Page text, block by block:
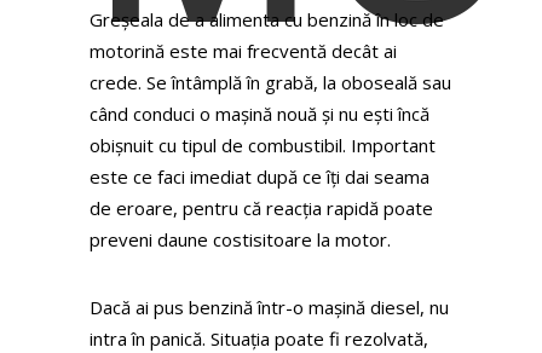
Greșeala de a alimenta cu benzină în loc de
motorină este mai frecventă decât ai
crede. Se întâmplă în grabă, la oboseală sau
când conduci o mașină nouă și nu ești încă
obișnuit cu tipul de combustibil. Important
este ce faci imediat după ce îți dai seama
de eroare, pentru că reacția rapidă poate
preveni daune costisitoare la motor.
Dacă ai pus benzină într-o mașină diesel, nu
intra în panică. Situația poate fi rezolvată,